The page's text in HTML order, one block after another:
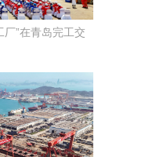
厂”在青岛完工交